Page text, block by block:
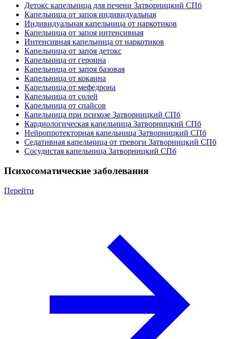
Детокс капельница для печени Затворницкий СПб
Капельница от запоя индивидуальная
Индивидуальная капельница от наркотиков
Капельница от запоя интенсивная
Интенсивная капельница от наркотиков
Капельница от запоя детокс
Капельница от героина
Капельница от запоя базовая
Капельница от кокаина
Капельница от мефедрона
Капельница от солей
Капельница от спайсов
Капельница при психозе Затворницкий СПб
Кардиологическая капельница Затворницкий СПб
Нейропротекторная капельница Затворницкий СПб
Седативная капельница от тревоги Затворницкий СПб
Сосудистая капельница Затворницкий СПб
Психосоматические заболевания
Перейти